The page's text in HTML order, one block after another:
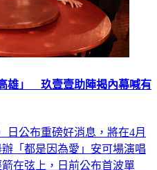
雄」 玖壹壹助陣揭內幕喊有
日公布重磅好消息，將在4月
「都是因為愛」安可場演唱